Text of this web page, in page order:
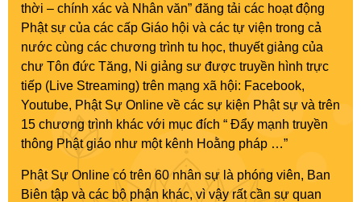
thời – chính xác và Nhân văn” đăng tải các hoạt động
Phật sự của các cấp Giáo hội và các tự viện trong cả
nước cùng các chương trình tu học, thuyết giảng của
chư Tôn đức Tăng, Ni giảng sư được truyền hình trực
tiếp (Live Streaming) trên mạng xã hội: Facebook,
Youtube, Phật Sự Online về các sự kiện Phật sự và trên
15 chương trình khác với mục đích “ Đẩy mạnh truyền
thông Phật giáo như một kênh Hoằng pháp …”
Phật Sự Online có trên 60 nhân sự là phóng viên, Ban
Biên tập và các bộ phận khác, vì vậy rất cần sự quan